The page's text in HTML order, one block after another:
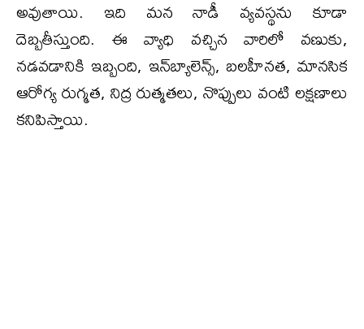
అవుతాయి. ఇది మన నాడీ వ్యవస్థను కూడా
దెబ్బతీస్తుంది. ఈ వ్యాధి వచ్చిన వారిలో వణుకు,
నడవడానికి ఇబ్బంది, ఇన్‌బ్యాలెన్స్, బలహీనత, మానసిక
ఆరోగ్య రుగ్మత, నిద్ర రుత్మతలు, నొప్పులు వంటి లక్షణాలు
కనిపిస్తాయి.